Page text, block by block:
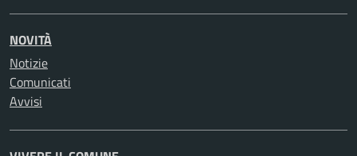
NOVITÀ
Notizie
Comunicati
Avvisi